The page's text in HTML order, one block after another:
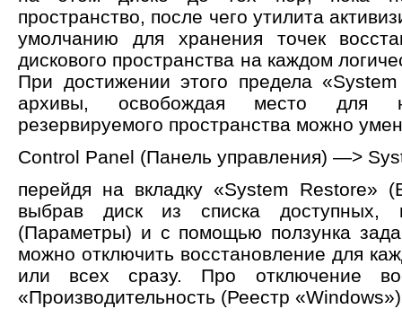
пространство, после чего утилита
умолчанию для хранения точек
дискового пространства на каждом
При достижении этого предела
архивы, освобождая место для
резервируемого пространства можно
Control Panel (Панель управления) —>
перейдя на вкладку «System Restore»
выбрав диск из списка доступных,
(Параметры) и с помощью ползунка
можно отключить восстановление для
или всех сразу. Про отключение
«Производительность (Реестр